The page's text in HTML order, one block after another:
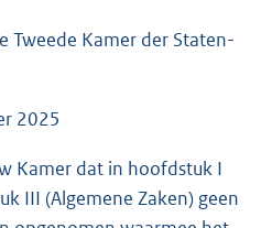
Tweede Kamer der Staten-
2025
Kamer dat in hoofdstuk I
III (Algemene Zaken) geen